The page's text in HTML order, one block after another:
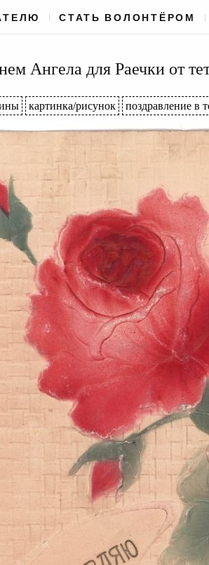
СТАТЬ ВОЛОНТЁРОМ
Ангела для Раечки от
картинка/рисунок поздравление в